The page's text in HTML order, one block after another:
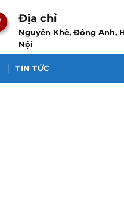
Địa chỉ
Nguyên Khê, Đông Anh,
Nội
TIN TỨC